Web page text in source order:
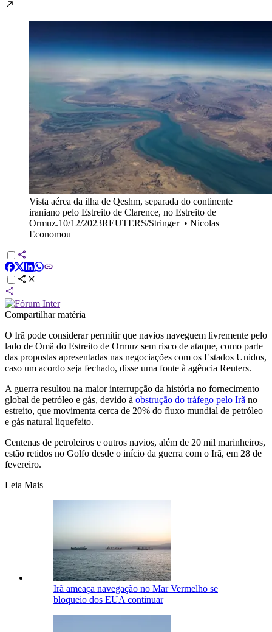
Vista aérea da ilha de Qeshm, separada do continente
iraniano pelo Estreito de Clarence, no Estreito de
Ormuz.10/12/2023REUTERS/Stringer• Nicolas
Economou
Compartilhar matéria
O Irã pode considerar permitir que navios naveguem livremente pelo
lado de Omã do Estreito de Ormuz sem risco de ataque, como parte
das propostas apresentadas nas negociações com os Estados Unidos,
caso um acordo seja fechado, disse uma fonte à agência Reuters.
A guerra resultou na maior interrupção da história no fornecimento
global de petróleo e gás, devido à obstrução do tráfego pelo Irã no
estreito, que movimenta cerca de 20% do fluxo mundial de petróleo
e gás natural liquefeito.
Centenas de petroleiros e outros navios, além de 20 mil marinheiros,
estão retidos no Golfo desde o início da guerra com o Irã, em 28 de
fevereiro.
Leia Mais
Irã ameaça navegação no Mar Vermelho se
bloqueio dos EUA continuar